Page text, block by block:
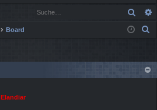
n
m
eg
ist
re
Board
e
Elandiar